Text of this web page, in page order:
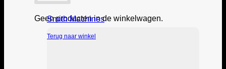
Geen producten in de winkelwagen.
Terug naar winkel
Smith Machines